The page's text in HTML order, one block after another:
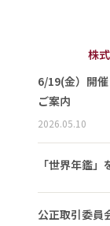
株
6/19(金）開
ご案内
2026.05.10
「世界年鑑
公正取引委員